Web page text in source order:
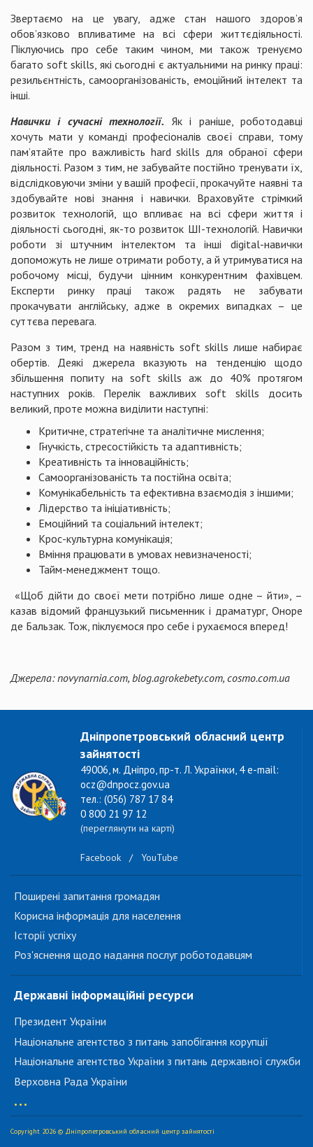
Звертаємо на це увагу, адже стан нашого здоров’я
обов’язково впливатиме на всі сфери життєдіяльності.
Піклуючись про себе таким чином, ми також тренуємо
багато soft skills, які сьогодні є актуальними на ринку праці:
резильєнтність, самоорганізованість, емоційний інтелект та
інші.
Навички і сучасні технології. Як і раніше, роботодавці
хочуть мати у команді професіоналів своєї справи, тому
пам’ятайте про важливість hard skills для обраної сфери
діяльності. Разом з тим, не забувайте постійно тренувати їх,
відслідковуючи зміни у вашій професії, прокачуйте наявні та
здобувайте нові знання і навички. Враховуйте стрімкий
розвиток технологій, що впливає на всі сфери життя і
діяльності сьогодні, як-то розвиток ШІ-технологій. Навички
роботи зі штучним інтелектом та інші digital-навички
допоможуть не лише отримати роботу, а й утримуватися на
робочому місці, будучи цінним конкурентним фахівцем.
Експерти ринку праці також радять не забувати
прокачувати англійську, адже в окремих випадках – це
суттєва перевага.
Разом з тим, тренд на наявність soft skills лише набирає
обертів. Деякі джерела вказують на тенденцію щодо
збільшення попиту на soft skills аж до 40% протягом
наступних років. Перелік важливих soft skills досить
великий, проте можна виділити наступні:
Критичне, стратегічне та аналітичне мислення;
Гнучкість, стресостійкість та адаптивність;
Креативність та інноваційність;
Самоорганізованість та постійна освіта;
Комунікабельність та ефективна взаємодія з іншими;
Лідерство та ініціативність;
Емоційний та соціальний інтелект;
Крос-культурна комунікація;
Вміння працювати в умовах невизначеності;
Тайм-менеджмент тощо.
«Щоб дійти до своєї мети потрібно лише одне – йти», –
казав відомий французький письменник і драматург, Оноре
де Бальзак. Тож, піклуємося про себе і рухаємося вперед!
Джерела: novynarnia.com, blog.agrokebety.com, cosmo.com.ua
Дніпропетровський обласний центр
зайнятості
49006, м. Дніпро, пр-т. Л. Українки, 4 e-mail:
ocz@dnpocz.gov.ua
тел.: (056) 787 17 84
0 800 21 97 12
(переглянути на карті)
Facebook / YouTube
Поширені запитання громадян
Корисна інформація для населення
Історії успіху
Роз'яснення щодо надання послуг роботодавцям
Державні інформаційні ресурси
Президент України
Національне агентство з питань запобігання корупції
Національне агентство України з питань державної служби
Верховна Рада України
...
Copyright 2026 © Дніпропетровський обласний центр зайнятості